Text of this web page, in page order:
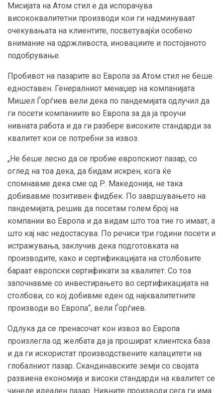
Мисијата на Атом стил е да испорачува
висококвалитетни производи кои ги надминуваат
очекувањата на клиентите, посветувајќи особено
внимание на одржливоста, иновациите и постојаното
подобрување.
Пробивот на пазарите во Европа за Атом стил не беше
едноставен. Генералниот менаџер на компанијата
Мишел Ѓорѓиев вели дека по пандемијата одлучил да
ги посети компаниите во Европа за да ја проучи
нивната работа и да ги разбере високите стандарди за
квалитет кои се потребни за извоз.
„Не беше лесно да се пробие европскиот пазар, со
оглед на тоа дека, да бидам искрен, кога ќе
спомнавме дека сме од Р. Македонија, не така
добивавме позитивен фидбек. По завршувањето на
пандемијата, решив да посетам голем број на
компании во Европа и да видам што тоа тие го имаат, а
што кај нас недостасува. По речиси три години посети и
истражувања, заклучив дека подготовката на
производите, како и сертификацијата на столбовите
бараат европски сертификати за квалитет. Со тоа
започнавме со инвестирањето во сертификацијата на
столбови, со кој добивме еден од најквалитетните
производи во Европа“, вели Ѓорѓиев.
Одлука да се пренасочат кон извоз во Европа
произлегла од желбата да ја прошират клиентска база
и да ги искористат производствените капацитети на
глобалниот пазар. Скандинавските земји со својата
развиена економија и високи стандарди на квалитет се
чинеле идеален пазар. Нивните производи сега ги има